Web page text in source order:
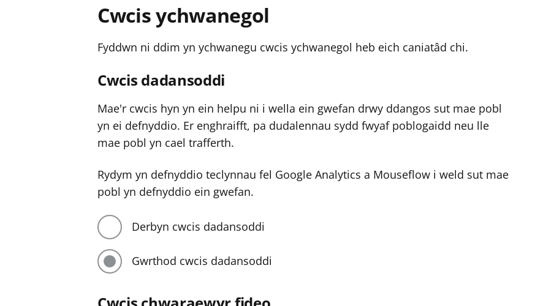
Cwcis ychwanegol
Fyddwn ni ddim yn ychwanegu cwcis ychwanegol heb eich caniatâd chi.
Cwcis dadansoddi
Mae'r cwcis hyn yn ein helpu ni i wella ein gwefan drwy ddangos sut mae pobl
yn ei defnyddio. Er enghraifft, pa dudalennau sydd fwyaf poblogaidd neu lle
mae pobl yn cael trafferth.
Rydym yn defnyddio teclynnau fel Google Analytics a Mouseflow i weld sut mae
pobl yn defnyddio ein gwefan.
Derbyn cwcis dadansoddi
Gwrthod cwcis dadansoddi